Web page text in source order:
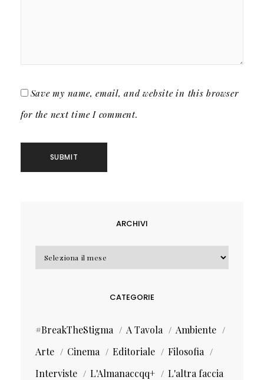
Save my name, email, and website in this browser
for the next time I comment.
ARCHIVI
Archivi
CATEGORIE
#BreakTheStigma A Tavola
Ambiente
Arte
Cinema Editoriale
Filosofia
Interviste
L'Almanaccqq+
L'altra faccia